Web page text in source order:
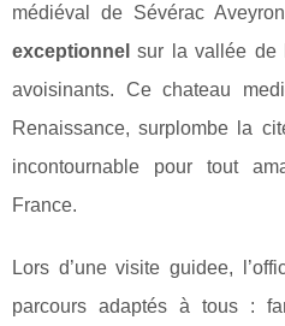
médiéval de Sévérac
exceptionnel sur la vallée de
avoisinants. Ce chateau
Renaissance, surplombe la
incontournable pour tout
France.
Lors d’une visite guidee,
parcours adaptés à tous :